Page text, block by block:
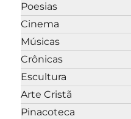
Poesias
Cinema
Músicas
Crônicas
Escultura
Arte Cristã
Pinacoteca